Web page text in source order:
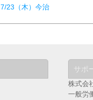
7/23（木）今治
サポ
株式会
一般労